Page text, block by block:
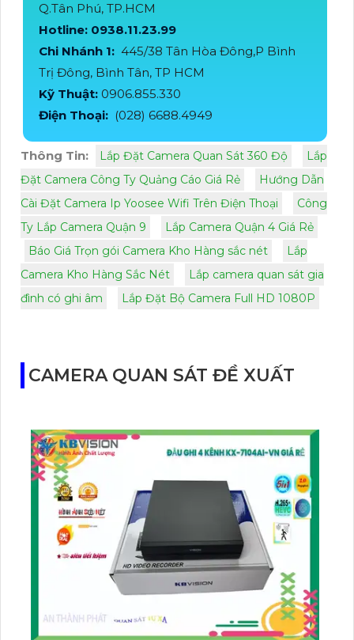
Q.Tân Phú, TP.HCM
Hotline: 0938.11.23.99
Chi Nhánh 1: 445/38 Tân Hòa Đông,P Bình
Trị Đông, Bình Tân, TP HCM
Kỹ Thuật: 0906.855.330
Điện Thoại: (028) 6688.4949
Thông Tin: Lắp Đặt Camera Quan Sát 360 Độ
Lắp
Đặt Camera Công Ty Quảng Cáo Giá Rẻ
Hướng Dẫn
Cài Đặt Camera Ip Yoosee Wifi Trên Điện Thoại
Công
Ty Lắp Camera Quận 9
Lắp Camera Quận 4 Giá Rẻ
Báo Giá Trọn gói Camera Kho Hàng sắc nét
Lắp
Camera Kho Hàng Sắc Nét
Lắp camera quan sát gia
đình có ghi âm
Lắp Đặt Bộ Camera Full HD 1080P
CAMERA QUAN SÁT ĐỀ XUẤT